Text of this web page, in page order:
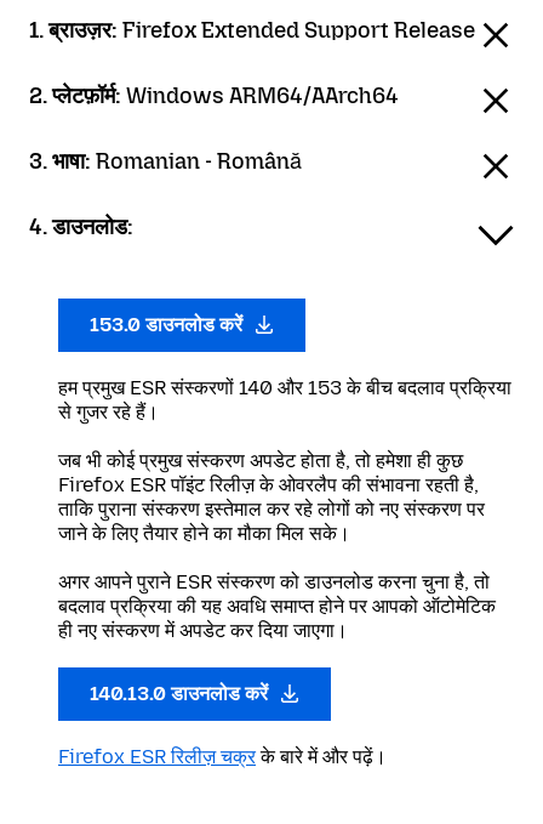
1. ब्राउज़र: Firefox Extended Support Release
2. प्लेटफ़ॉर्म: Windows ARM64/AArch64
3. भाषा: Romanian - Română
4. डाउनलोड:
153.0 डाउनलोड करें
हम प्रमुख ESR संस्करणों 140 और 153 के बीच बदलाव प्रक्रिया
से गुजर रहे हैं।
जब भी कोई प्रमुख संस्करण अपडेट होता है, तो हमेशा ही कुछ
Firefox ESR पॉइंट रिलीज़ के ओवरलैप की संभावना रहती है,
ताकि पुराना संस्करण इस्तेमाल कर रहे लोगों को नए संस्करण पर
जाने के लिए तैयार होने का मौका मिल सके।
अगर आपने पुराने ESR संस्करण को डाउनलोड करना चुना है, तो
बदलाव प्रक्रिया की यह अवधि समाप्त होने पर आपको ऑटोमेटिक
ही नए संस्करण में अपडेट कर दिया जाएगा।
140.13.0 डाउनलोड करें
Firefox ESR रिलीज़ चक्रके बारे में और पढ़ें।